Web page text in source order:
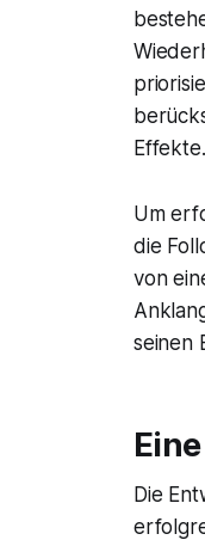
Effekte.
Um
die
von
seinen
Die